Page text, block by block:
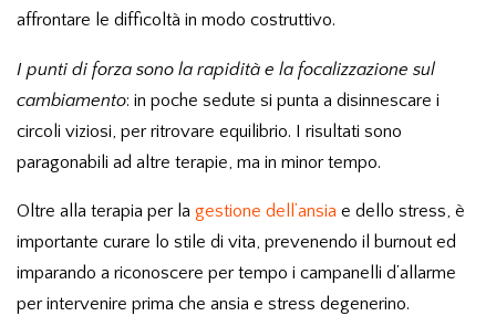
affrontare le difficoltà in modo costruttivo.
I punti di forza sono la rapidità e la focalizzazione sul
cambiamento: in poche sedute si punta a disinnescare i
circoli viziosi, per ritrovare equilibrio. I risultati sono
paragonabili ad altre terapie, ma in minor tempo.
Oltre alla terapia per la gestione dell’ansia e dello stress, è
importante curare lo stile di vita, prevenendo il burnout ed
imparando a riconoscere per tempo i campanelli d’allarme
per intervenire prima che ansia e stress degenerino.